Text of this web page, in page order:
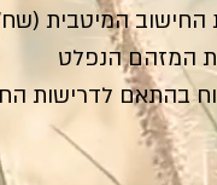
החישוב המיטבית
המזהם הנפלט
בהתאם לדרישות